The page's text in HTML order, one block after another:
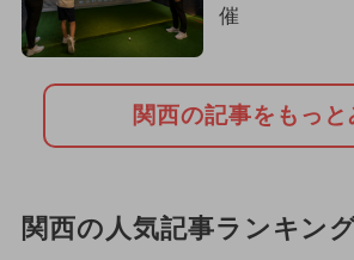
催
関西の記事をもっと
関西の人気記事ランキン